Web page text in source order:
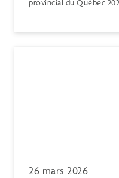
provincial du Québec
26 mars 2026